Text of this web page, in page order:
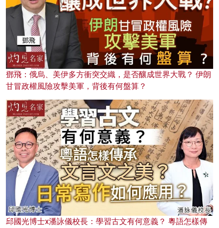
鄧飛：俄烏、美伊多方衝突交織，是否釀成世界大戰？ 伊朗
甘冒政權風險攻擊美軍，背後有何盤算？
邱國光博士x潘詠儀校長：學習古文有何意義？ 粵語怎樣傳